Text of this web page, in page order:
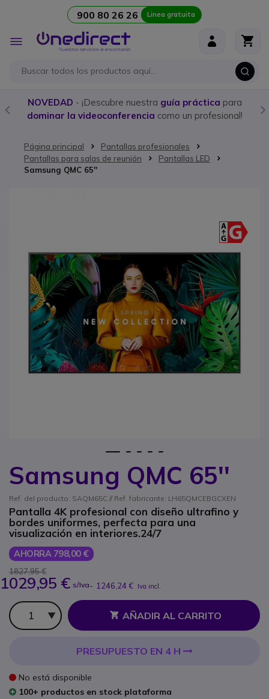
900 80 26 26 Linea gratuita
Toggle
Nav
Compra aquí losmejores Walkies con licenciay
programación personalizada
Página principal
Pantallas profesionales
Pantallas para salas de reunión
Pantallas LED
Samsung QMC 65''
Samsung QMC 65''
Ref. del producto: SAQM65C // Ref. fabricante: LH65QMCEBGCXEN
Pantalla 4K profesional con diseño ultrafino y
bordes uniformes, perfecta para una
visualización en interiores.24/7
AHORRA 798,00 €
1827,95 €
1029,95 € s/Iva- 1246,24 € Iva incl.
Cantidad
AÑADIR AL CARRITO
PRESUPUESTO EN 4 H
No está disponible
100+ productos en stock plataforma
Saltar al comienzo de la galería de imágenes